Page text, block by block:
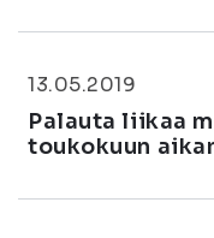
13.05.2019
Palauta liikaa
toukokuun